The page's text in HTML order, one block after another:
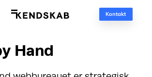
Kontakt
Hand